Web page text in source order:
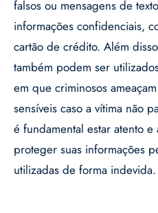
falsos ou mensagens de
informações confidenciais,
cartão de crédito. Além
também podem ser
em que criminosos
sensíveis caso a vítima não
é fundamental estar atento
proteger suas informações
utilizadas de forma indevida.